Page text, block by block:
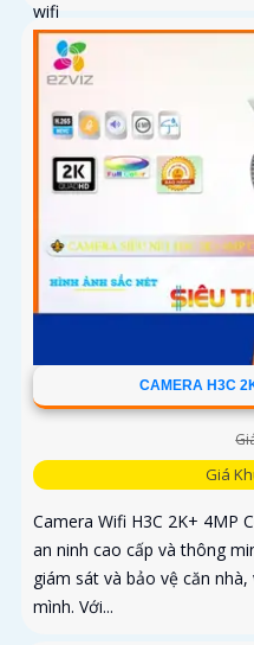
wifi
CAMERA H3C
Giá
Camera Wifi H3C 2K+ 4MP
an ninh cao cấp và thông
giám sát và bảo vệ căn
mình. Với...